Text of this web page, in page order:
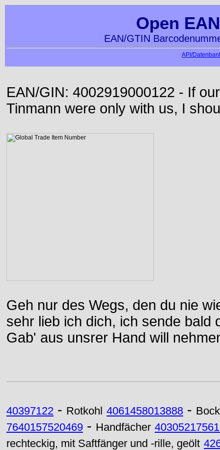
Open
EAN/GTIN
API/
EAN/GIN: 4002919000122 - If
Tinmann were only with us, I
Geh nur des Wegs, den du nie
sehr lieb ich dich, ich sende bald
Gab' aus unsrer Hand will
40397122 - Rotkohl 4061458013888 -
7640157520469 - Handfächer
rechteckig, mit Saftfänger und -rille, geölt